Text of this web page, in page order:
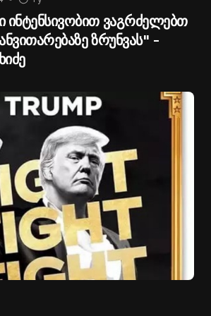
ინტენსივობით ვაგრძელებთ
ზრუნვას" -